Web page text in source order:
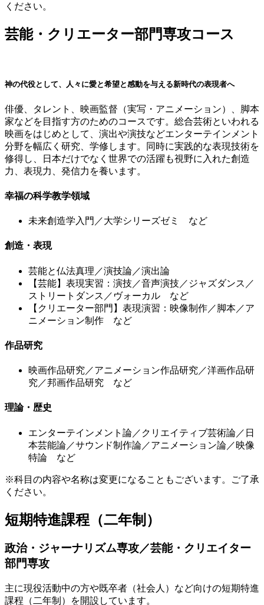
ください。
芸能・クリエーター部門専攻コース
神の代役として、人々に愛と希望と感動を与える新時代の表現者へ
俳優、タレント、映画監督（実写・アニメーション）、脚本
家などを目指す方のためのコースです。総合芸術といわれる
映画をはじめとして、演出や演技などエンターテインメント
分野を幅広く研究、学修します。同時に実践的な表現技術を
修得し、日本だけでなく世界での活躍も視野に入れた創造
力、表現力、発信力を養います。
幸福の科学教学領域
未来創造学入門／大学シリーズゼミ など
創造・表現
芸能と仏法真理／演技論／演出論
【芸能】表現実習：演技／音声演技／ジャズダンス／
ストリートダンス／ヴォーカル など
【クリエーター部門】表現演習：映像制作／脚本／ア
ニメーション制作 など
作品研究
映画作品研究／アニメーション作品研究／洋画作品研
究／邦画作品研究 など
理論・歴史
エンターテインメント論／クリエイティブ芸術論／日
本芸能論／サウンド制作論／アニメーション論／映像
特論 など
※科目の内容や名称は変更になることもございます。ご了承
ください。
短期特進課程（二年制）
政治・ジャーナリズム専攻／芸能・クリエイター
部門専攻
主に現役活動中の方や既卒者（社会人）など向けの短期特進
課程（二年制）を開設しています。